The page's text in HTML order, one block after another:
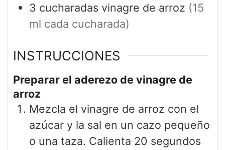
3 cucharadas vinagre de arroz (15
ml cada cucharada)
INSTRUCCIONES
Preparar el aderezo de vinagre de
arroz
Mezcla el vinagre de arroz con el
azúcar y la sal en un cazo pequeño
o una taza. Calienta 20 segundos